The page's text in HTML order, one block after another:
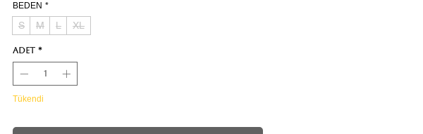
BEDEN *
S M L XL
Adet *
Tükendi